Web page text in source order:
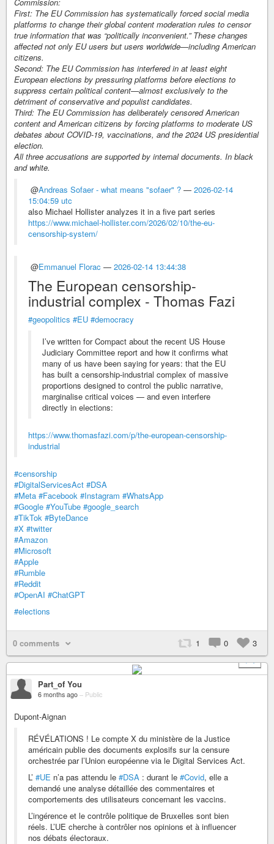
First: The EU Commission has systematically forced social media
platforms to change their global content moderation rules to censor
true information that was “politically inconvenient.” These changes
affected not only EU users but users worldwide—including American
citizens.
Second: The EU Commission has interfered in at least eight
European elections by pressuring platforms before elections to
suppress certain political content—almost exclusively to the
detriment of conservative and populist candidates.
Third: The EU Commission has deliberately censored American
content and American citizens by forcing platforms to moderate US
debates about COVID-19, vaccinations, and the 2024 US presidential
election.
All three accusations are supported by internal documents. In black
and white.
@Andreas Sofaer - what means "sofaer" ? — 2026-02-14
15:04:59 utc
also Michael Hollister analyzes it in a five part series
https://www.michael-hollister.com/2026/02/10/the-eu-
censorship-system/
@Emmanuel Florac — 2026-02-14 13:44:38
The European censorship-
industrial complex - Thomas Fazi
#geopolitics #EU #democracy
I’ve written for Compact about the recent US House
Judiciary Committee report and how it confirms what
many of us have been saying for years: that the EU
has built a censorship-industrial complex of massive
proportions designed to control the public narrative,
marginalise critical voices — and even interfere
directly in elections:
https://www.thomasfazi.com/p/the-european-censorship-
industrial
#censorship
#DigitalServicesAct #DSA
#Meta #Facebook #Instagram #WhatsApp
#Google #YouTube #google_search
#TikTok #ByteDance
#X #twitter
#Amazon
#Microsoft
#Apple
#Rumble
#Reddit
#OpenAI #ChatGPT
#elections
0 comments 1 0
3
+ 1
Part_of You
6 months ago – Public
Dupont-Aignan
RÉVÉLATIONS ! Le compte X du ministère de la Justice
américain publie des documents explosifs sur la censure
orchestrée par l’Union européenne via le Digital Services Act.
L’ #UE n’a pas attendu le #DSA : durant le #Covid, elle a
demandé une analyse détaillée des commentaires et
comportements des utilisateurs concernant les vaccins.
L’ingérence et le contrôle politique de Bruxelles sont bien
réels. L’UE cherche à contrôler nos opinions et à influencer
nos débats électoraux.